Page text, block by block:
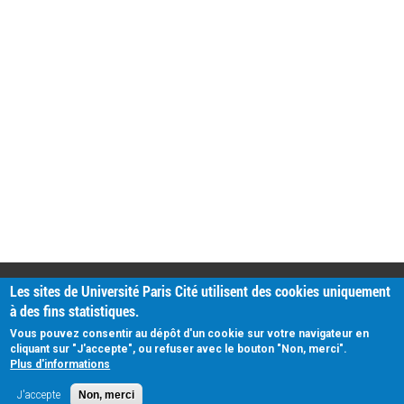
PRATIQUE
Plan d'accès
Intranet
Mentions légales
Données personnelles
Les sites de Université Paris Cité utilisent des cookies uniquement
à des fins statistiques.
Vous pouvez consentir au dépôt d'un cookie sur votre navigateur en
cliquant sur "J'accepte", ou refuser avec le bouton "Non, merci".
Plus d'informations
J'accepte Non, merci